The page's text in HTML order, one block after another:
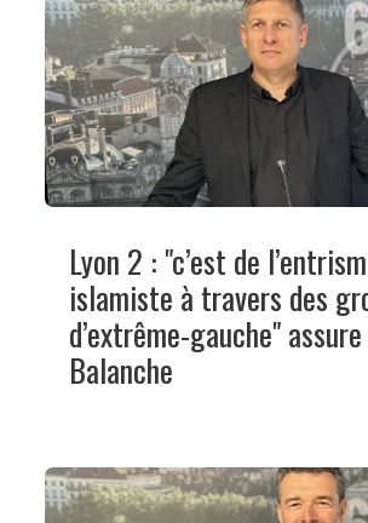
Lyon 2 : "c’est de
islamiste à travers des
d’extrême-gauche"
Balanche